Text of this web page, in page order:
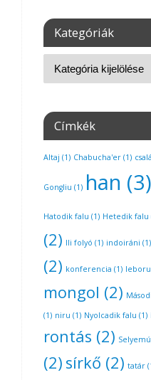
Kategóriák
Címkék
Altaj (1) Chabucha'er (1)
Gongliu (1) han (3)
Hatodik falu (1) Hetedik falu
(2) Ili folyó (1) indoiráni (1)
(2) konferencia (1)
mongol (2)
(1) niru (1) Nyolcadik falu (1)
rontás (2)
(2) sírkő (2) tatár